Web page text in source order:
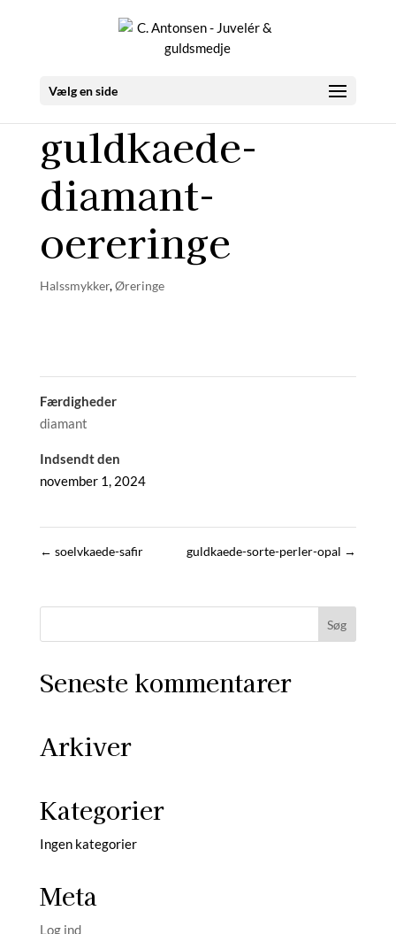
Vælg en side
guldkaede-
diamant-
oereringe
Halssmykker,Øreringe
Færdigheder
diamant
Indsendt den
november 1, 2024
← soelvkaede-safir guldkaede-sorte-perler-opal →
Seneste kommentarer
Arkiver
Kategorier
Ingen kategorier
Meta
Log ind